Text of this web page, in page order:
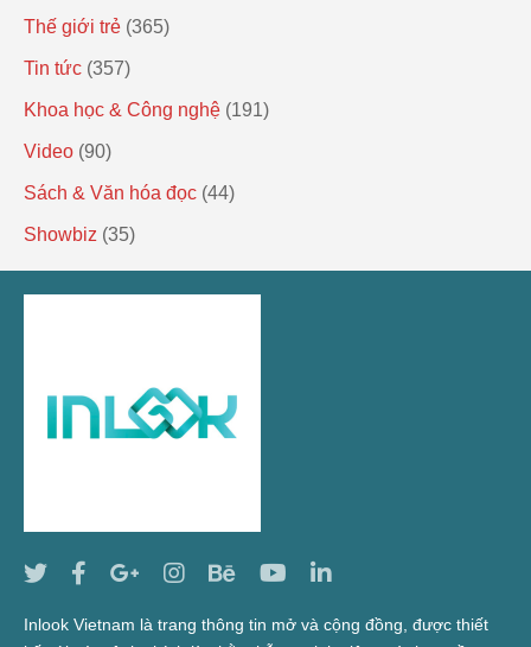
Thế giới trẻ (365)
Tin tức (357)
Khoa học & Công nghệ (191)
Video (90)
Sách & Văn hóa đọc (44)
Showbiz (35)
Inlook Vietnam là trang thông tin mở và cộng đồng, được thiết